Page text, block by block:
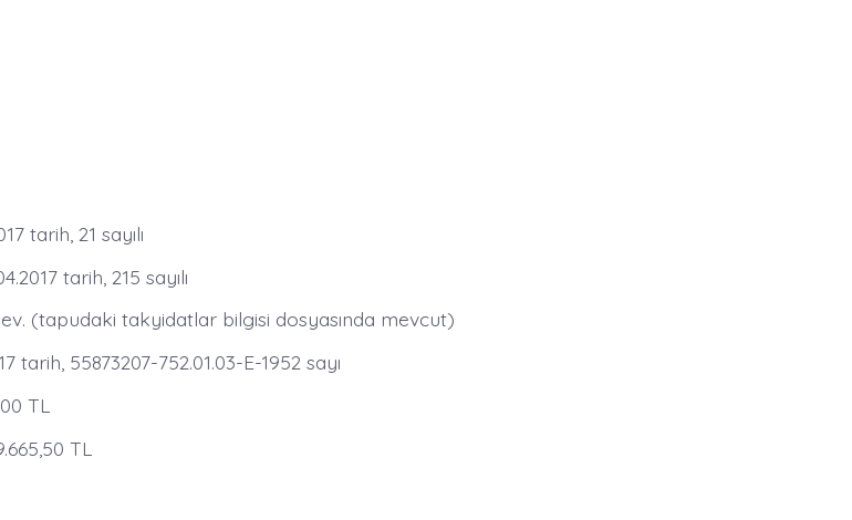
tarih, 21 sayılı
tarih, 215 sayılı
(tapudaki takyidatlar bilgisi dosyasında mevcut)
tarih, 55873207-752.01.03-E-1952 sayı
TL
TL